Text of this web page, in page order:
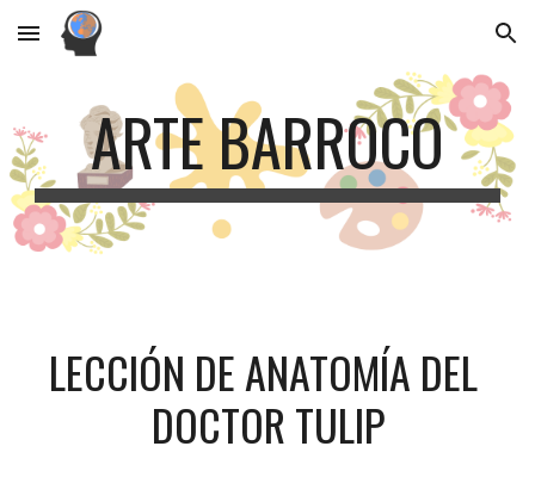
Skip to main content Skip to navigation
ARTE BARROCO
LECCIÓN DE ANATOMÍA DEL
DOCTOR TULIP